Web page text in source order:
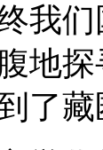
我
地
了